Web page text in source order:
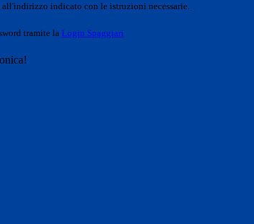
all'indirizzo indicato con le istruzioni necessarie.
tramite la Login Spaggiari